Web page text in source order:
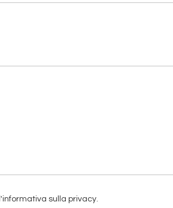
l'informativa sulla privacy.